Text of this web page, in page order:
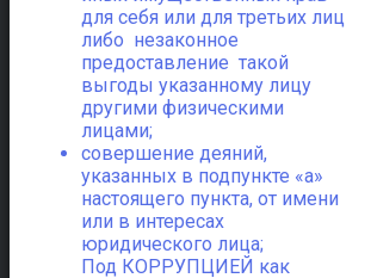
для себя или для третьих лиц
либо незаконное
предоставление такой
выгоды указанному лицу
другими физическими
лицами;
совершение деяний,
указанных в подпункте «а»
настоящего пункта, от имени
или в интересах
юридического лица;
Под КОРРУПЦИЕЙ как